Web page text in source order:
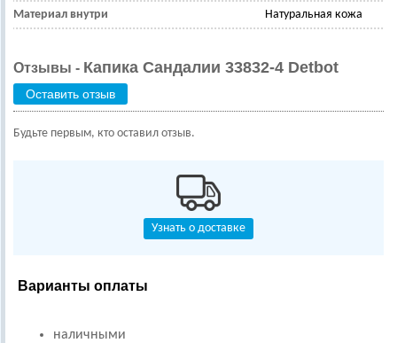
Материал внутри Натуральная кожа
Отзывы - Капика Сандалии 33832-4 Detbot
Оставить отзыв
Будьте первым, кто оставил отзыв.
Узнать о доставке
Варианты оплаты
наличными